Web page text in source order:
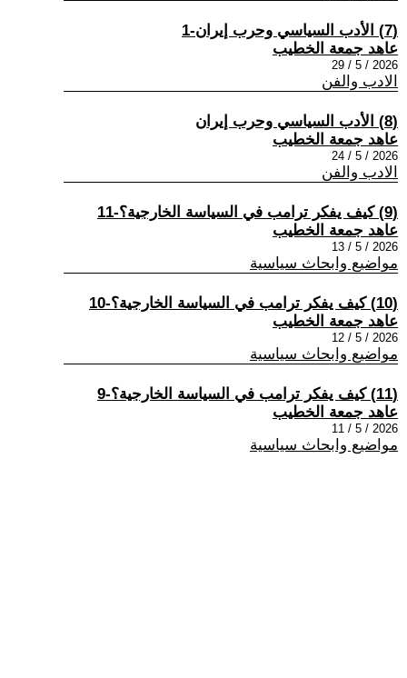
(7) الأدب السياسي وحرب إيران-1
عاهد جمعة الخطيب
2026 / 5 / 29
الادب والفن
(8) الأدب السياسي وحرب إيران
عاهد جمعة الخطيب
2026 / 5 / 24
الادب والفن
(9) كيف يفكر ترامب في السياسة الخارجية؟-11
عاهد جمعة الخطيب
2026 / 5 / 13
مواضيع وابحاث سياسية
(10) كيف يفكر ترامب في السياسة الخارجية؟-10
عاهد جمعة الخطيب
2026 / 5 / 12
مواضيع وابحاث سياسية
(11) كيف يفكر ترامب في السياسة الخارجية؟-9
عاهد جمعة الخطيب
2026 / 5 / 11
مواضيع وابحاث سياسية